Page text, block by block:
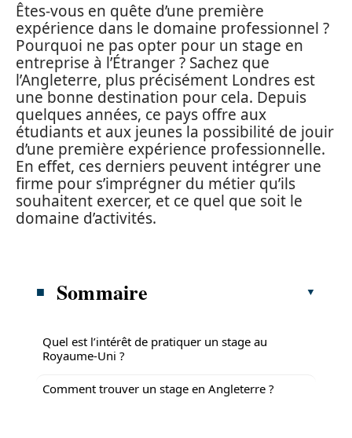
Êtes-vous en quête d’une première
expérience dans le domaine professionnel ?
Pourquoi ne pas opter pour un stage en
entreprise à l’Étranger ? Sachez que
l’Angleterre, plus précisément Londres est
une bonne destination pour cela. Depuis
quelques années, ce pays offre aux
étudiants et aux jeunes la possibilité de jouir
d’une première expérience professionnelle.
En effet, ces derniers peuvent intégrer une
firme pour s’imprégner du métier qu’ils
souhaitent exercer, et ce quel que soit le
domaine d’activités.
Sommaire
Quel est l’intérêt de pratiquer un stage au
Royaume-Uni ?
Comment trouver un stage en Angleterre ?